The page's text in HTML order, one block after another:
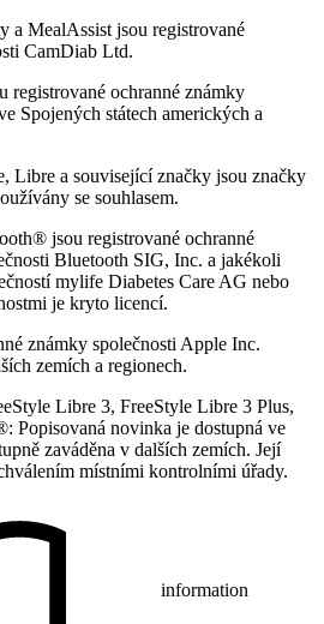
a MealAssist jsou registrované
CamDiab Ltd.
registrované ochranné známky
Spojených státech amerických a
Libre a související značky jsou značky
se souhlasem.
jsou registrované ochranné
Bluetooth SIG, Inc. a jakékoli
mylife Diabetes Care AG nebo
je kryto licencí.
známky společnosti Apple Inc.
zemích a regionech.
Libre 3, FreeStyle Libre 3 Plus,
Popisovaná novinka je dostupná ve
zaváděna v dalších zemích. Její
místními kontrolními úřady.
information